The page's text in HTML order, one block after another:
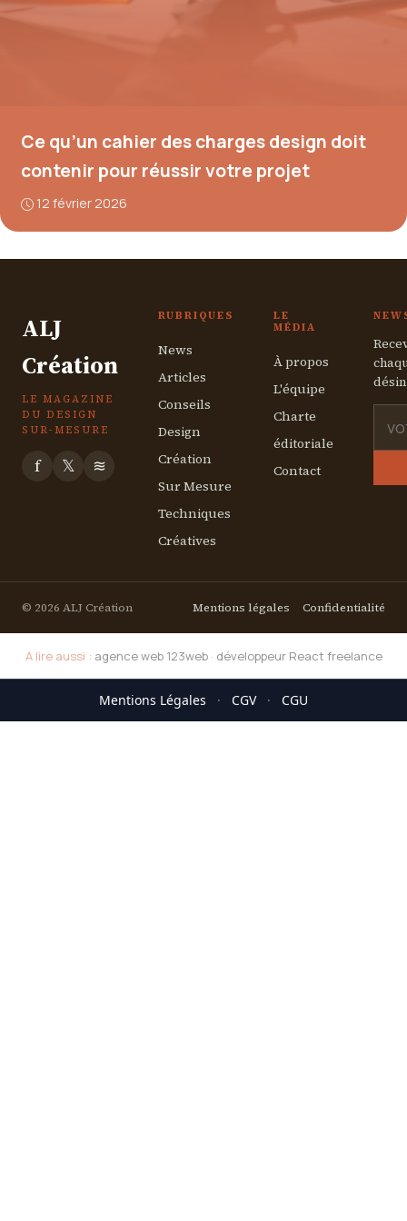
Ce qu’un cahier des charges design doit
contenir pour réussir votre projet
12 février 2026
ALJ
Création
LE MAGAZINE
DU DESIGN
SUR-MESURE
f 𝕏 ≋
RUBRIQUES
News
Articles
Conseils
Design
Création
Sur Mesure
Techniques
Créatives
LE
MÉDIA
À propos
L'équipe
Charte
éditoriale
Contact
© 2026 ALJ Création Mentions légales Confidentialité
A lire aussi : agence web 123web· développeur React freelance
Mentions Légales · CGV · CGU